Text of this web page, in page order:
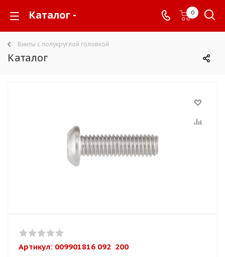
Каталог - 0
Винты с полукруглой головкой
Каталог
Артикул: 009901816 092  200